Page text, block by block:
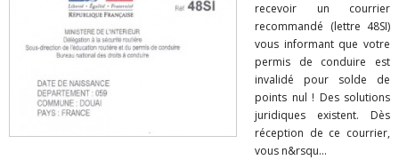
recevoir un courrier
recommandé (lettre 48SI)
vous informant que votre
permis de conduire est
invalidé pour solde de
points nul ! Des solutions
juridiques existent. Dès
réception de ce courrier,
vous n&rsqu...